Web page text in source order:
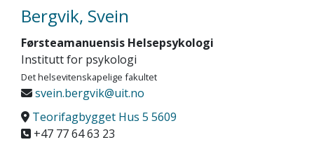
Bergvik, Svein
Førsteamanuensis Helsepsykologi
Institutt for psykologi
Det helsevitenskapelige fakultet
svein.bergvik@uit.no
Teorifagbygget Hus 5 5609
+47 77 64 63 23